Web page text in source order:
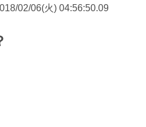
02/06(火) 04:56:50.09